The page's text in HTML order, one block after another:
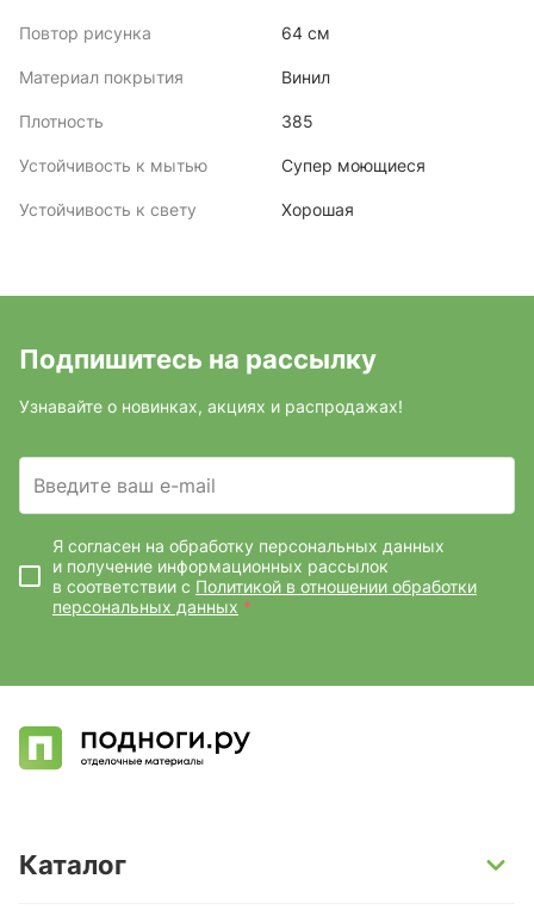
Повтор рисунка 64 см
Материал покрытия Винил
Плотность 385
Устойчивость к мытью Супер моющиеся
Устойчивость к свету Хорошая
Подпишитесь на рассылку
Узнавайте о новинках, акциях и распродажах!
Введите ваш e-mail
Я согласен на обработку персональных данных
и получение информационных рассылок
в соответствии с Политикой в отношении обработки
персональных данных *
Каталог